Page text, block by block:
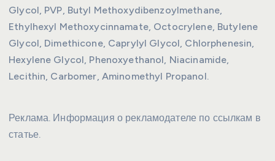
Glycol, PVP, Butyl Methoxydibenzoylmethane,
Ethylhexyl Methoxycinnamate, Octocrylene, Butylene
Glycol, Dimethicone, Caprylyl Glycol, Chlorphenesin,
Hexylene Glycol, Phenoxyethanol, Niacinamide,
Lecithin, Carbomer, Aminomethyl Propanol.
Реклама. Информация о рекламодателе по ссылкам в
статье.